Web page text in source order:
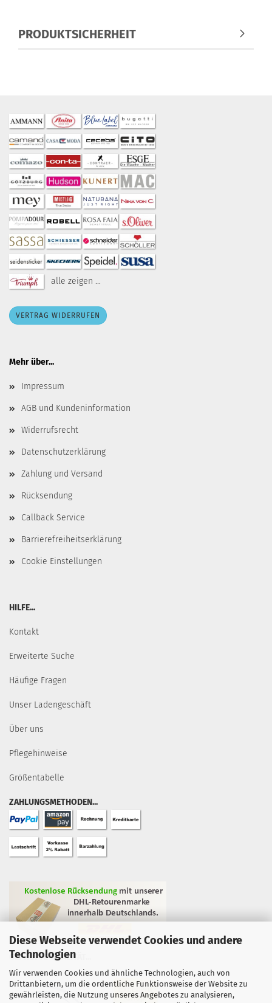
Diese Webseite verwendet Cookies und andere
Technologien
Wir verwenden Cookies und ähnliche Technologien, auch von
Drittanbietern, um die ordentliche Funktionsweise der Website zu
gewährleisten, die Nutzung unseres Angebotes zu analysieren,
PRODUKTSICHERHEIT
alle zeigen ...
VERTRAG WIDERRUFEN
Mehr über...
Impressum
AGB und Kundeninformation
Widerrufsrecht
Datenschutzerklärung
Zahlung und Versand
Rücksendung
Callback Service
Barrierefreiheitserklärung
Cookie Einstellungen
HILFE...
Kontakt
Erweiterte Suche
Häufige Fragen
Unser Ladengeschäft
Über uns
Pflegehinweise
Größentabelle
ZAHLUNGSMETHODEN...
GEPRÜFTE QUALITÄT...